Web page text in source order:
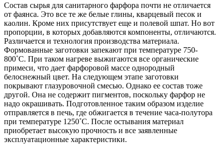
Состав сырья для санитарного фарфора почти не отличается
от фаянса. Это все те же белые глины, кварцевый песок и
каолин. Кроме них присутствует еще и полевой шпат. Но вот
пропорции, в которых добавляются компоненты, отличаются.
Различается и технология производства материала.
Формованные заготовки запекают при температуре 750-
800˚С. При таком нагреве выжигаются все органические
примеси, что дает фарфоровой массе однородный
белоснежный цвет. На следующем этапе заготовки
покрывают глазуровочной смесью. Однако ее состав тоже
другой. Она не содержит пигментов, поскольку фарфор не
надо окрашивать. Подготовленное таким образом изделие
отправляется в печь, где обжигается в течение часа-полутора
при температуре 1250˚С. После остывания материал
приобретает высокую прочность и все заявленные
эксплуатационные характеристики.